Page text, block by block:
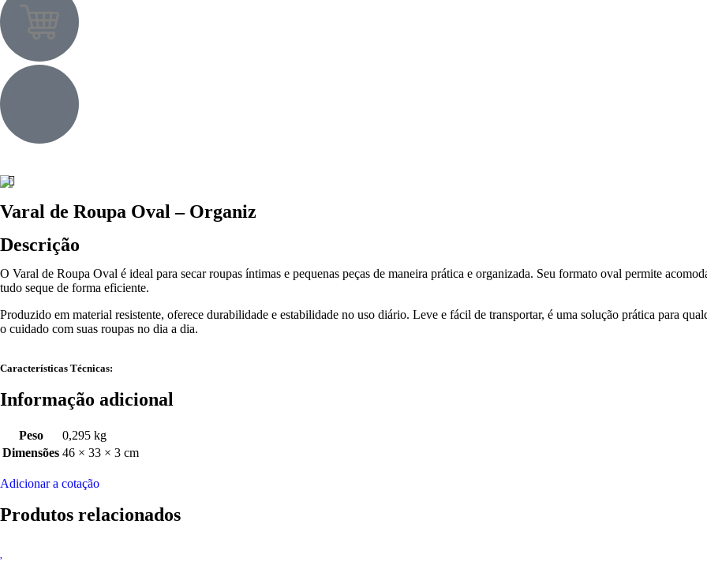
Varal de Roupa Oval – Organiz
Descrição
O Varal de Roupa Oval é ideal para secar roupas íntimas e pequenas peças de maneira prática e organizada. Seu formato oval permite
tudo seque de forma eficiente.
Produzido em material resistente, oferece durabilidade e estabilidade no uso diário. Leve e fácil de transportar, é uma solução prática para
o cuidado com suas roupas no dia a dia.
Características Técnicas:
Informação adicional
Peso
0,295 kg
Dimensões 46 × 33 × 3 cm
Adicionar a cotação
Produtos relacionados